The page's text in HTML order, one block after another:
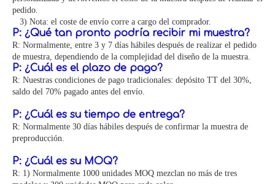
pedido.
3) Nota: el coste de envío corre a cargo del comprador.
P: ¿Qué tan pronto podría recibir mi muestra?
R: Normalmente, entre 3 y 7 días hábiles después de realizar el pedido
de muestra, dependiendo de la complejidad del diseño de la muestra.
P: ¿Cuál es el plazo de pago?
R: Nuestras condiciones de pago tradicionales: depósito TT del 30%,
saldo del 70% pagado antes del envío.
P: ¿Cuál es su tiempo de entrega?
R: Normalmente 30 días hábiles después de confirmar la muestra de
preproducción.
P: ¿Cuál es su MOQ?
R: 1) Normalmente 1000 unidades MOQ mezclan no más de tres